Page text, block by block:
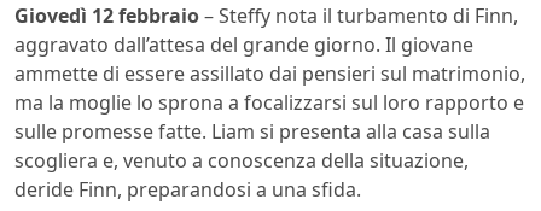
Giovedì 12 febbraio– Steffy nota il turbamento di Finn,
aggravato dall’attesa del grande giorno. Il giovane
ammette di essere assillato dai pensieri sul matrimonio,
ma la moglie lo sprona a focalizzarsi sul loro rapporto e
sulle promesse fatte. Liam si presenta alla casa sulla
scogliera e, venuto a conoscenza della situazione,
deride Finn, preparandosi a una sfida.